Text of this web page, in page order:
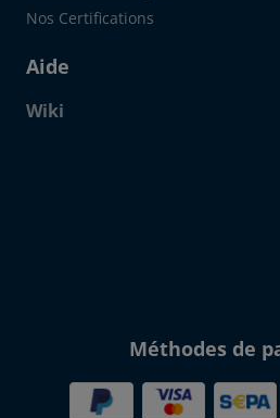
Nos Certifications
Aide
Wiki
Méthodes de